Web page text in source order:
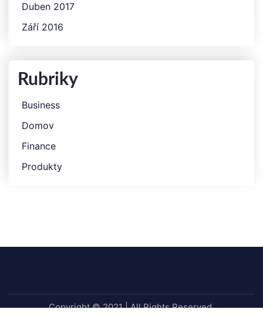
Duben 2017
Září 2016
Rubriky
Business
Domov
Finance
Produkty
Copyright © 2021 | All Rights Reserved.